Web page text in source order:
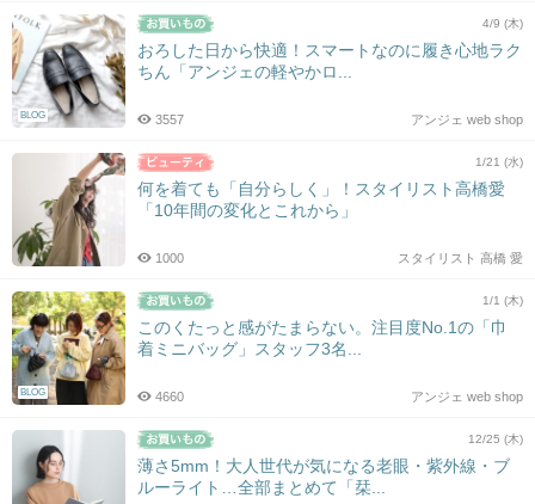
BLOG
4/9 (木)
おろした日から快適！スマートなのに履き心地ラク
ちん「アンジェの軽やかロ...
アンジェ web shop
3557
1/21 (水)
何を着ても「自分らしく」！スタイリスト高橋愛
「10年間の変化とこれから」
スタイリスト 高橋 愛
1000
BLOG
1/1 (木)
このくたっと感がたまらない。注目度No.1の「巾
着ミニバッグ」スタッフ3名...
アンジェ web shop
4660
12/25 (木)
薄さ5mm！大人世代が気になる老眼・紫外線・ブ
ルーライト…全部まとめて「栞...